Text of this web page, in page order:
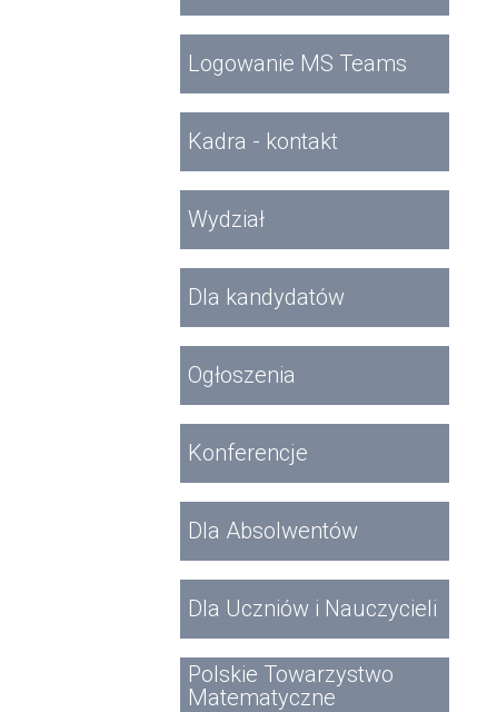
Logowanie MS Teams
Kadra - kontakt
Wydział
Dla kandydatów
Ogłoszenia
Konferencje
Dla Absolwentów
Dla Uczniów i Nauczycieli
Polskie Towarzystwo
Matematyczne